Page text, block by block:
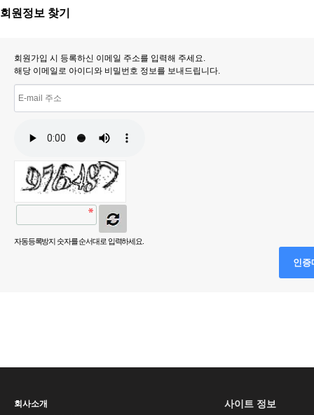
회원정보 찾기
회원가입 시 등록하신 이메일 주소를 입력해 주세요.
해당 이메일로 아이디와 비밀번호 정보를 보내드립니다.
자동등록방지 숫자를 순서대로 입력하세요.
인증
회사소개
사이트 정보